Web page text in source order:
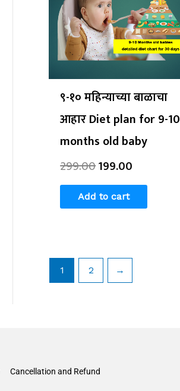
९-१० महिन्याच्या बाळाचा
आहार Diet plan for 9-10
months old baby
299.00199.00
Add to cart
1 2 →
Cancellation and Refund